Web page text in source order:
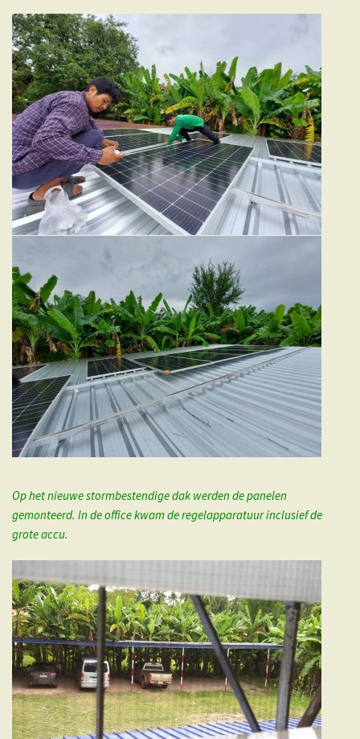
Op het nieuwe stormbestendige dak werden de panelen
gemonteerd. In de office kwam de regelapparatuur inclusief de
grote accu.